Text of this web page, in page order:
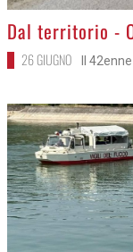
>
Dal territorio -
26 GIUGNO Il